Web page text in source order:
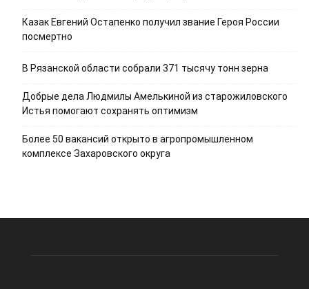
Казак Евгений Остапенко получил звание Героя России
посмертно
В Рязанской области собрали 371 тысячу тонн зерна
Добрые дела Людмилы Амелькиной из старожиловского
Истья помогают сохранять оптимизм
Более 50 вакансий открыто в агропромышленном
комплексе Захаровского округа